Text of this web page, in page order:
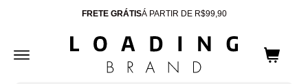
FRETE GRÁTISÁ PARTIR DE R$99,90
ENTREGA PARA TODO BRASIL
10% OFFCUPOM: WELCOME